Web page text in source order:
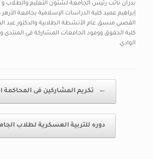
بدران نائب رئيس الجامعة لشئون التعليم والطلاب و
إبراهيم عميد كلية الدراسات الإسلامية بجامعة الأزهر
القصبي منسق عام الأنشطة الطلابية والدكتور عبد
كلية الحقوق ووفود الجامعات المشاركة في
الوادي.
← تكريم المشاركين فى المحاكمة
دوره للتربية العسكرية لطلاب